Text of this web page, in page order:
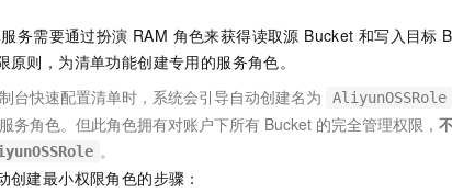
务需要通过扮演 RAM 角色来获得读取源 Bucket 和写入目标
原则，为清单功能创建专用的服务角色。
台快速配置清单时，系统会引导自动创建名为
AliyunOSSRole
务角色。但此角色拥有对账户下所有 Bucket 的完全管理权限，
。
创建最小权限角色的步骤：